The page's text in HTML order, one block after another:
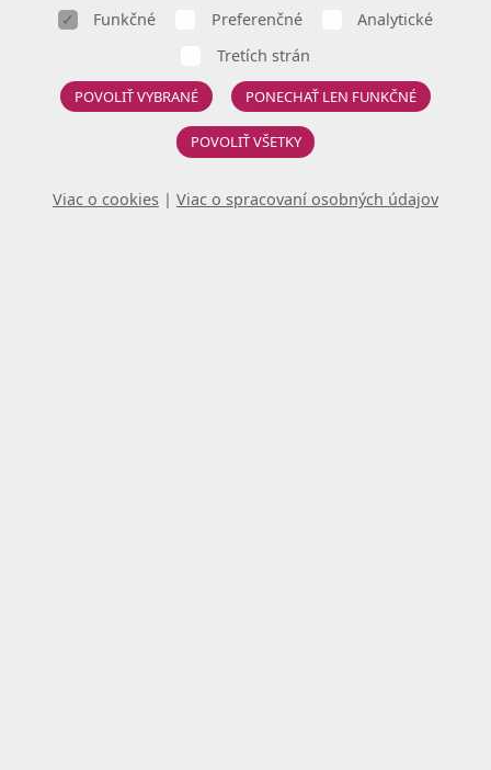
Funkčné Preferenčné
Analytické
Tretích strán
POVOLIŤ VYBRANÉ PONECHAŤ LEN FUNKČNÉ
POVOLIŤ VŠETKY
Viac o cookies | Viac o spracovaní osobných údajov